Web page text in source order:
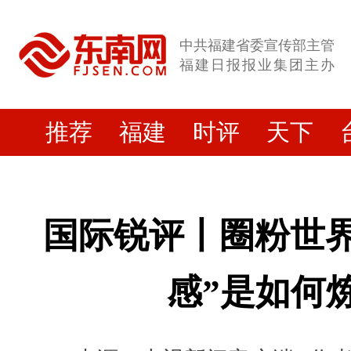
中共福建省委宣传部主管
福建日报报业集团主办
推荐 福建 时评 天下
国际锐评丨圈粉世
感”是如何